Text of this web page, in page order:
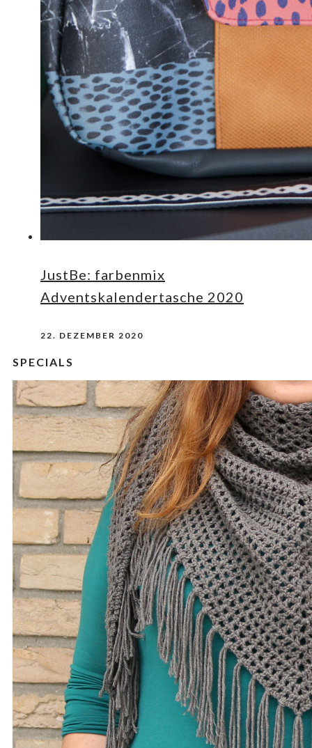
JustBe: farbenmix
Adventskalendertasche 2020
22. DEZEMBER 2020
SPECIALS